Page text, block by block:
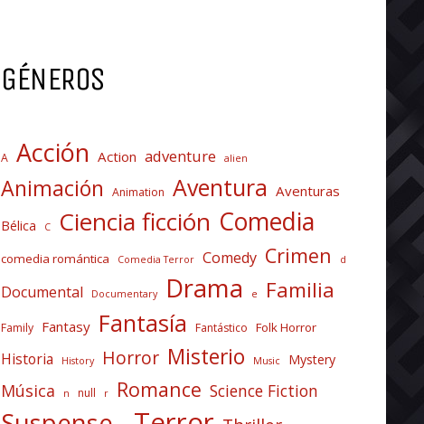
GÉNEROS
A Acción Action adventure alien
Animación Animation Aventura Aventuras
Bélica C Ciencia ficción Comedia
comedia romántica Comedia Terror Comedy Crimen d
Documental Documentary Drama e Familia
Family Fantasy Fantasía Fantástico Folk Horror
Historia History Horror Misterio Music Mystery
Música n null r Romance Science Fiction